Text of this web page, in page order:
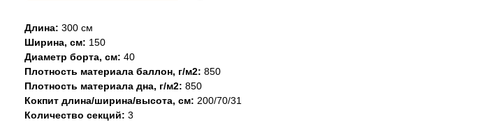
Длина: 300 см
Ширина, см: 150
Диаметр борта, см: 40
Плотность материала баллон, г/м2: 850
Плотность материала дна, г/м2: 850
Кокпит длина/ширина/высота, см: 200/70/31
Количество секций: 3